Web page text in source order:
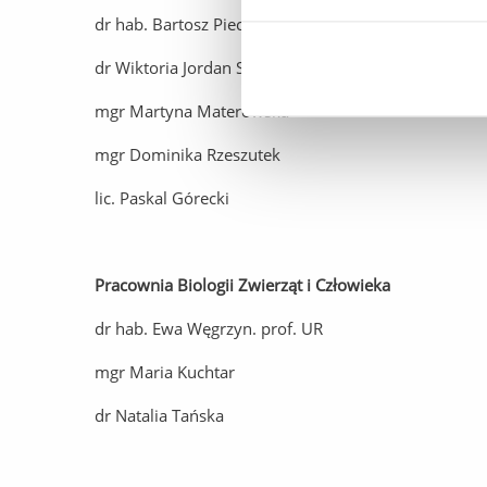
dr hab. Bartosz Piechowicz, prof. UR
dr Wiktoria Jordan Stasiło
mgr Martyna Materowska
mgr Dominika Rzeszutek
lic. Paskal Górecki
Pracownia Biologii Zwierząt i Człowieka
dr hab. Ewa Węgrzyn. prof. UR
mgr Maria Kuchtar
dr Natalia Tańska